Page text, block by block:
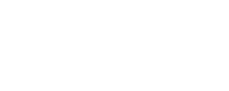
está online
celebrados em